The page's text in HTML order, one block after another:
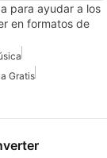
para ayudar a los
en formatos de
Gratis